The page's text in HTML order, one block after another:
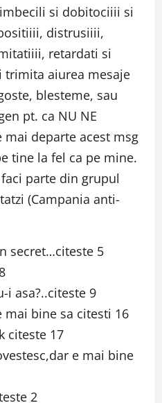
si dobitociiii si
distrusiiii,
retardati si
trimita aiurea mesaje
blesteme, sau
pt. ca NU NE
mai departe acest msg
tine la fel ca pe mine.
parte din grupul
(Campania anti-
secret…citeste 5
i asa?..citeste 9
mai bine sa citesti 16
citeste 17
e mai bine
2